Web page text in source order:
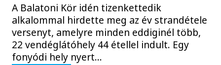
A Balatoni Kör idén tizenkettedik
alkalommal hirdette meg az év strandétele
versenyt, amelyre minden eddiginél több,
22 vendéglátóhely 44 étellel indult. Egy
fonyódi hely nyert...